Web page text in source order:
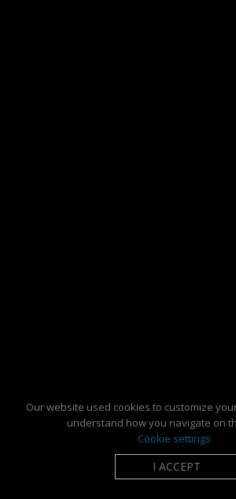
Our website used cookies to customize
understand how you navigate on
Cookie settings
I ACCEPT